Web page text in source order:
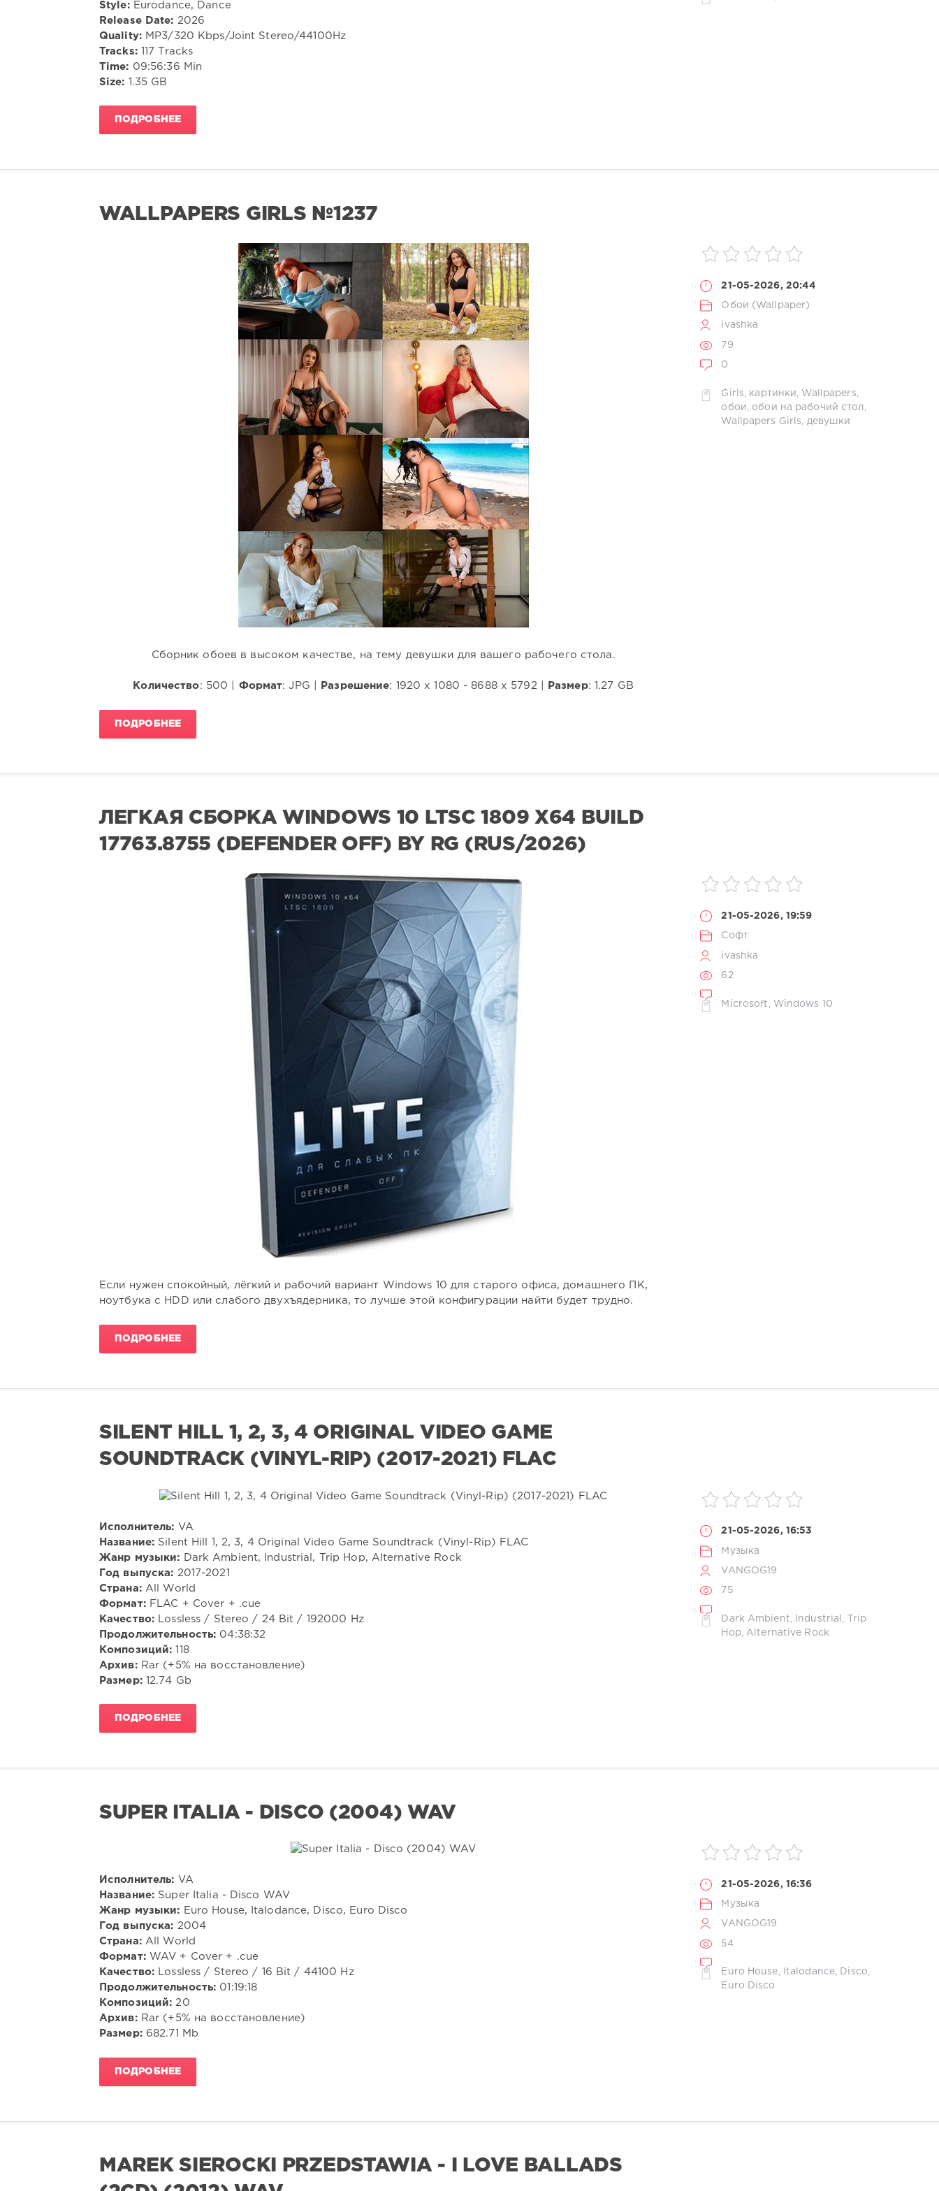
Style:Eurodance, Dance
Release Date: 2026
Quality:MP3/320 Kbps/Joint Stereo/44100Hz
Tracks:117 Tracks
Time: 09:56:36 Min
Size: 1.35 GB
ПОДРОБНЕЕ
WALLPAPERS GIRLS №1237
21-05-2026, 20:44
Обои (Wallpaper)
ivashka
79
0
Girls картинки Wallpapers
обои
обои на рабочий стол
Wallpapers Girls
девушки
Сборник обоев в высоком качестве, на тему девушки для вашего рабочего стола.
Количество: 500 | Формат: JPG | Разрешение: 1920 x 1080 - 8688 x 5792 | Размер: 1.27 GB
ПОДРОБНЕЕ
ЛЕГКАЯ СБОРКА WINDOWS 10 LTSC 1809 X64 BUILD
17763.8755 (DEFENDER OFF) BY RG (RUS/2026)
21-05-2026, 19:59
Софт
ivashka
62
Microsoft Windows 10
Если нужен спокойный, лёгкий и рабочий вариант Windows 10 для старого офиса, домашнего ПК,
ноутбука с HDD или слабого двухъядерника, то лучше этой конфигурации найти будет трудно.
ПОДРОБНЕЕ
SILENT HILL 1, 2, 3, 4 ORIGINAL VIDEO GAME
SOUNDTRACK (VINYL-RIP) (2017-2021) FLAC
21-05-2026, 16:53
Музыка
VANGOG19
75
Dark Ambient Industrial
Trip
Hop, Alternative Rock
Исполнитель: VA
Название: Silent Hill 1, 2, 3, 4 Original Video Game Soundtrack (Vinyl-Rip) FLAC
Жанр музыки: Dark Ambient, Industrial, Trip Hop, Alternative Rock
Год выпуска: 2017-2021
Страна:All World
Формат:FLAC + Cover + .cue
Качество: Lossless / Stereo / 24 Bit / 192000 Hz
Продолжительность: 04:38:32
Композиций: 118
Архив:Rar (+5% на восстановление)
Размер:12.74 Gb
ПОДРОБНЕЕ
SUPER ITALIA - DISCO (2004) WAV
21-05-2026, 16:36
Музыка
VANGOG19
54
Euro House Italodance Disco
Euro Disco
Исполнитель: VA
Название: Super Italia - Disco WAV
Жанр музыки: Euro House, Italodance, Disco, Euro Disco
Год выпуска: 2004
Страна:All World
Формат:WAV + Cover + .cue
Качество: Lossless / Stereo / 16 Bit / 44100 Hz
Продолжительность: 01:19:18
Композиций: 20
Архив:Rar (+5% на восстановление)
Размер:682.71 Mb
ПОДРОБНЕЕ
MAREK SIEROCKI PRZEDSTAWIA - I LOVE BALLADS